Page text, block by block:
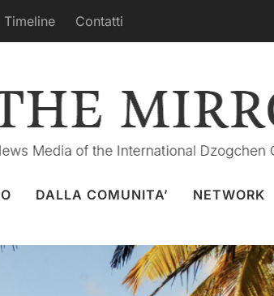
Timeline Contatti
DALLA COMUNITA’ NETWORK
Capriles
Tashigar Nord